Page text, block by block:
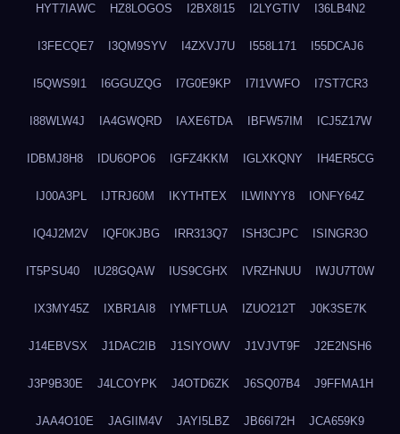
HYT7IAWC HZ8LOGOS I2BX8I15 I2LYGTIV I36LB4N2
I3FECQE7 I3QM9SYV I4ZXVJ7U I558L171 I55DCAJ6
I5QWS9I1 I6GGUZQG I7G0E9KP I7I1VWFO I7ST7CR3
I88WLW4J IA4GWQRD IAXE6TDA IBFW57IM ICJ5Z17W
IDBMJ8H8 IDU6OPO6 IGFZ4KKM IGLXKQNY IH4ER5CG
IJ00A3PL IJTRJ60M IKYTHTEX ILWINYY8 IONFY64Z
IQ4J2M2V IQF0KJBG IRR313Q7 ISH3CJPC ISINGR3O
IT5PSU40 IU28GQAW IUS9CGHX IVRZHNUU IWJU7T0W
IX3MY45Z IXBR1AI8 IYMFTLUA IZUO212T J0K3SE7K
J14EBVSX J1DAC2IB J1SIYOWV J1VJVT9F J2E2NSH6
J3P9B30E J4LCOYPK J4OTD6ZK J6SQ07B4 J9FFMA1H
JAA4O10E JAGIIM4V JAYI5LBZ JB66I72H JCA659K9